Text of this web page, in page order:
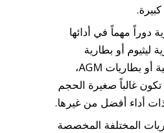
دوراً مهماً في أدائها
ليثيوم أو بطارية
الرصاص الحمضية أو بطاريات AGM،
فبطاريات AGM تكون غالباً صغيرة الحجم
أداء أفضل من غيرها.
المختلفة المخصصة